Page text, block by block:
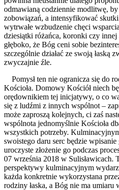
odmawianą codziennie modlitwę,
zobowiązań, a intensyfikować
wytrwałe wzbudzenie chęci
dziesiątki różańca, koronki czy
głęboko, że Bóg ceni sobie
szczególnie działać ze swoją łaską
zwyczajnie źle.
Pomysł ten nie ogranicza się do
Kościoła. Domowy Kościół niech
orędownikiem tej inicjatywy, o co
się z ludźmi z innych wspólnot –
może zaproszą kolejnych, ci zaś
wspólnota jednomyślnie Kościoła
wszystkich potrzeby.
swoistego daru serc będzie
uroczyste złożenie go podczas
07 września 2018 w Sulisławicach.
perspektywy kulminacyjnym
każda konkretnie wykorzystana
rodziny łaska, a Bóg nie ma umiaru